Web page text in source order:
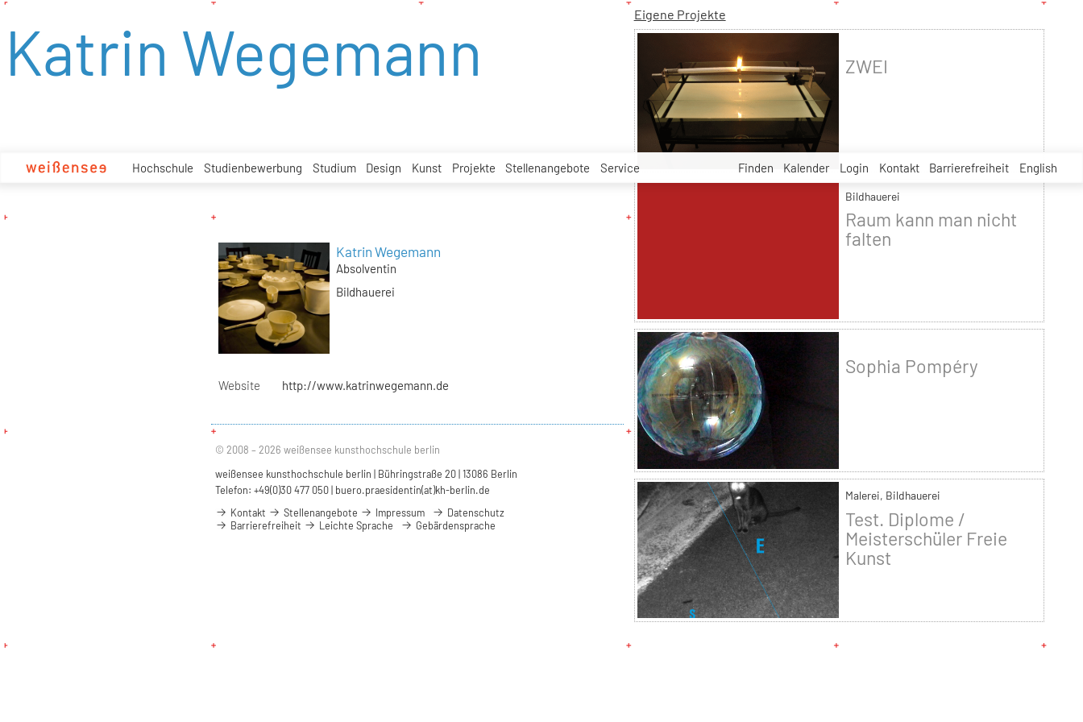
zum
Hochschule Studienbewerbung Studium Design Kunst Projekte Stellenangebote Service Finden Kalender Login Kontakt Barrierefreiheit English
Katrin Wegemann
Katrin Wegemann
Absolventin
Bildhauerei
Website http://www.katrinwegemann.de
Eigene Projekte
ZWEI
Bildhauerei
Raum kann man nicht
falten
Sophia Pompéry
Malerei, Bildhauerei
Test. Diplome /
Meisterschüler Freie
Kunst
© 2008 – 2026 weißensee kunsthochschule berlin
weißensee kunsthochschule berlin | Bühringstraße 20 | 13086 Berlin
Telefon: +49(0)30 477 050 | buero.praesidentin(at)kh-berlin.de
Kontakt
Stellenangebote Impressum
Datenschutz
Barrierefreiheit
Leichte Sprache Gebärdensprache